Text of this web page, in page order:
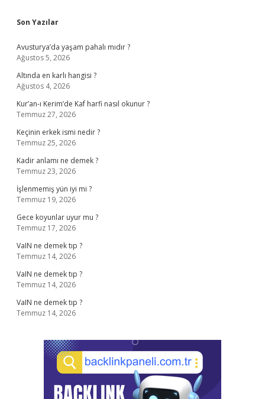
Sidebar
Son Yazılar
Avusturya’da yaşam pahalı mıdır ?
Ağustos 5, 2026
Altında en karlı hangisi ?
Ağustos 4, 2026
Kur’an-ı Kerim’de Kaf harfi nasıl okunur ?
Temmuz 27, 2026
Keçinin erkek ismi nedir ?
Temmuz 25, 2026
Kadir anlamı ne demek ?
Temmuz 23, 2026
İşlenmemiş yün iyi mi ?
Temmuz 19, 2026
Gece koyunlar uyur mu ?
Temmuz 17, 2026
VaIN ne demek tıp ?
Temmuz 14, 2026
VaIN ne demek tıp ?
Temmuz 14, 2026
VaIN ne demek tıp ?
Temmuz 14, 2026